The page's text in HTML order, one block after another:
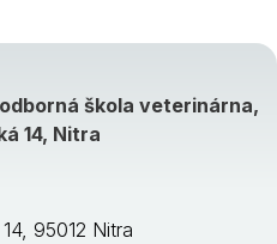
škola veterinárna,
14, Nitra
95012 Nitra